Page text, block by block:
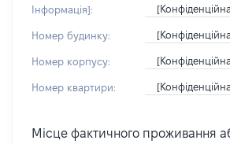
Інформація]:
Номер будинку:
Номер корпусу:
Номер квартири:
Місце фактичного проживання